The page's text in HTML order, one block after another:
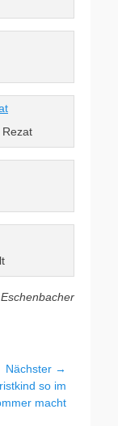
Nächster →
so im
macht